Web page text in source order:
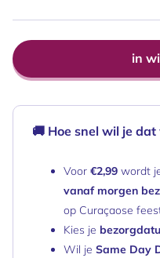
in
🚚 Hoe snel wil je
Voor €2,99 wordt
vanaf morgen
op Curaçaose
Kies je
Wil je Same Day